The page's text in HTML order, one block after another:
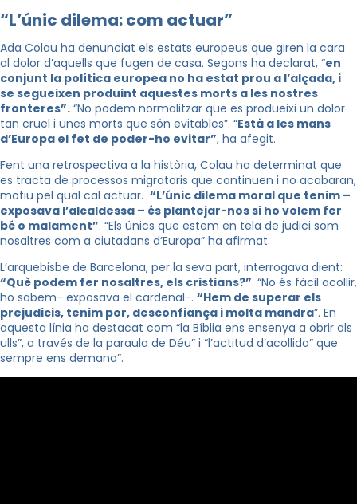
“L’únic dilema: com actuar”
Ada Colau ha denunciat els estats europeus que giren la cara
al dolor d’aquells que fugen de casa. Segons ha declarat, “en
conjunt la política europea no ha estat prou a l’alçada, i
se segueixen produint aquestes morts a les nostres
fronteres”. “No podem normalitzar que es produeixi un dolor
tan cruel i unes morts que són evitables”. “Està a les mans
d’Europa el fet de poder-ho evitar”, ha afegit.
Fent una retrospectiva a la història, Colau ha determinat que
es tracta de processos migratoris que continuen i no acabaran,
motiu pel qual cal actuar. “L’únic dilema moral que tenim –
exposava l’alcaldessa – és plantejar-nos si ho volem fer
bé o malament”. “Els únics que estem en tela de judici som
nosaltres com a ciutadans d’Europa” ha afirmat.
L’arquebisbe de Barcelona, per la seva part, interrogava dient:
“Què podem fer nosaltres, els cristians?”. “No és fàcil acollir,
ho sabem- exposava el cardenal-. “Hem de superar els
prejudicis, tenim por, desconfiança i molta mandra”. En
aquesta línia ha destacat com “la Bíblia ens ensenya a obrir als
ulls”, a través de la paraula de Déu” i “l’actitud d’acollida” que
sempre ens demana”.